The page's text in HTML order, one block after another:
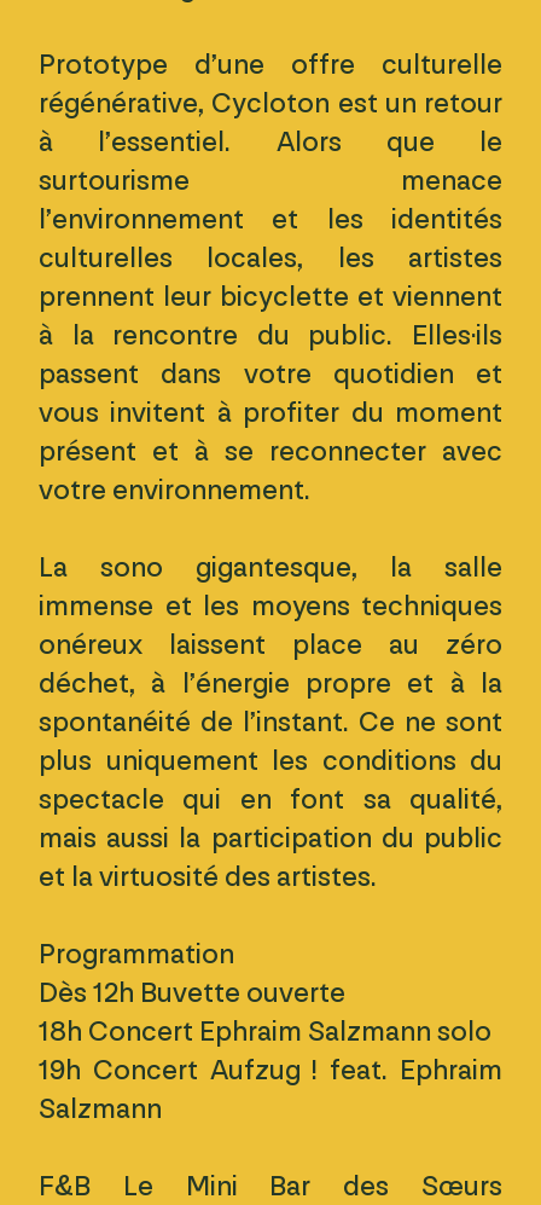
Prototype d’une offre culturelle
régénérative, Cycloton est un retour
à l’essentiel. Alors que le
surtourisme menace
l’environnement et les identités
culturelles locales, les artistes
prennent leur bicyclette et viennent
à la rencontre du public. Elles·ils
passent dans votre quotidien et
vous invitent à profiter du moment
présent et à se reconnecter avec
votre environnement.
La sono gigantesque, la salle
immense et les moyens techniques
onéreux laissent place au zéro
déchet, à l’énergie propre et à la
spontanéité de l’instant. Ce ne sont
plus uniquement les conditions du
spectacle qui en font sa qualité,
mais aussi la participation du public
et la virtuosité des artistes.
Programmation
Dès 12h Buvette ouverte
18h Concert Ephraim Salzmann solo
19h Concert Aufzug ! feat. Ephraim
Salzmann
F&B Le Mini Bar des Sœurs